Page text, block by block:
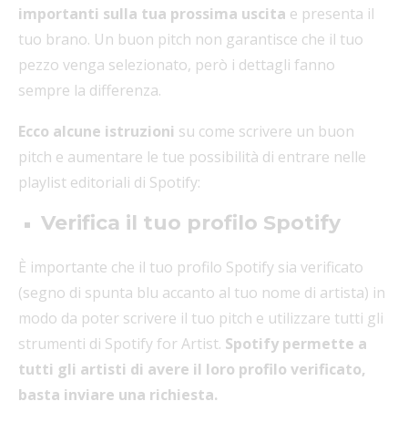
importanti sulla tua prossima uscita e presenta il
tuo brano. Un buon pitch non garantisce che il tuo
pezzo venga selezionato, però i dettagli fanno
sempre la differenza.
Ecco alcune istruzioni su come scrivere un buon
pitch e aumentare le tue possibilità di entrare nelle
playlist editoriali di Spotify:
Verifica il tuo profilo Spotify
È importante che il tuo profilo Spotify sia verificato
(segno di spunta blu accanto al tuo nome di artista) in
modo da poter scrivere il tuo pitch e utilizzare tutti gli
strumenti di Spotify for Artist. Spotify permette a
tutti gli artisti di avere il loro profilo verificato,
basta inviare una richiesta.